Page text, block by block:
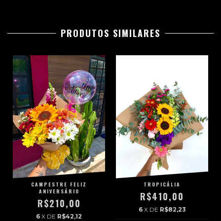
PRODUTOS SIMILARES
CAMPESTRE FELIZ
ANIVERSÁRIO
R$210,00
6 X DE R$42,12
TROPICÁLIA
R$410,00
6 X DE R$82,23